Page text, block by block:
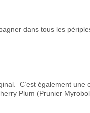
dans tous les
C’est également une
Plum (Prunier